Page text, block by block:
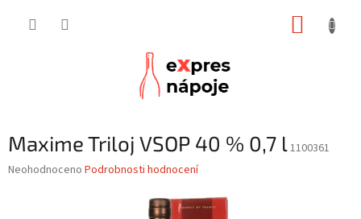
Maxime Triloj VSOP 40 % 0,7 l1100361
Průměrné
Neohodnoceno Podrobnosti hodnocení